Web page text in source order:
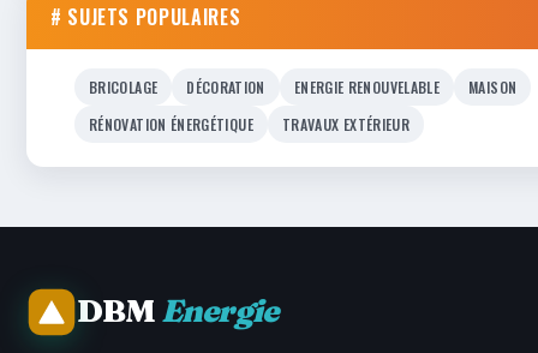
# SUJETS POPULAIRES
BRICOLAGE DÉCORATION ENERGIE RENOUVELABLE
MAISON
RÉNOVATION ÉNERGÉTIQUE
TRAVAUX EXTÉRIEUR
DBMEnergie